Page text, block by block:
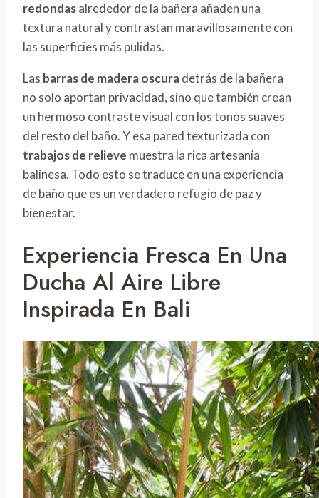
redondasalrededor de la bañera añaden una
textura natural y contrastan maravillosamente con
las superficies más pulidas.
Las barras de madera oscuradetrás de la bañera
no solo aportan privacidad, sino que también crean
un hermoso contraste visual con los tonos suaves
del resto del baño. Y esa pared texturizada con
trabajos de relieve muestra la rica artesanía
balinesa. Todo esto se traduce en una experiencia
de baño que es un verdadero refugio de paz y
bienestar.
Experiencia Fresca En Una
Ducha Al Aire Libre
Inspirada En Bali